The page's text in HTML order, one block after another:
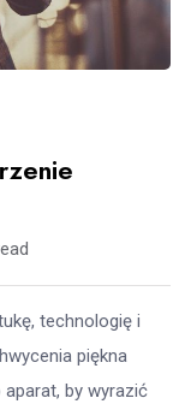
technologię i
piękna
by wyrazić